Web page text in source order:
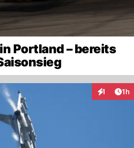
Portland – bereits
1 1h